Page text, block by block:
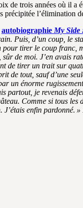
de trois années où il a
l’élimination
autobiographieMy Side
Puis, d’un coup, le
tirer le coup
de moi. J’en avais
tirer un trait sur
de tout, sauf d’une
un énorme
partout, je revenais
Comme si tous
enfin pardonné. »